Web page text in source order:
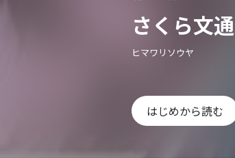
さくら文通
ヒマワリソウヤ
はじめから読む